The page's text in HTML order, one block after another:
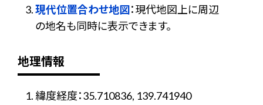
現代位置合わせ地図：現代地図上に周辺
の地名も同時に表示できます。
地理情報
緯度経度：35.710836, 139.741940